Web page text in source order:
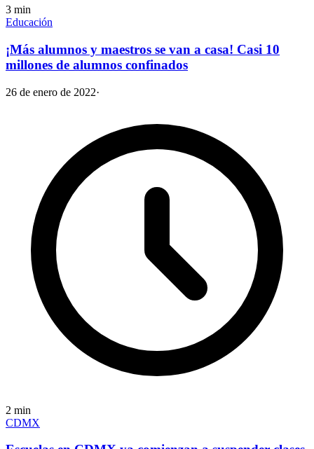
3 min
Educación
¡Más alumnos y maestros se van a casa! Casi 10
millones de alumnos confinados
26 de enero de 2022·
2 min
CDMX